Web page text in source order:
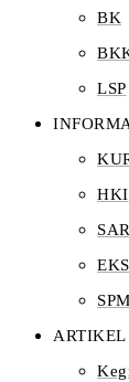
BK
LSP
HKI
ARTIKEL